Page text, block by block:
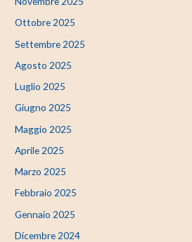
Ottobre 2025
Settembre 2025
Agosto 2025
Luglio 2025
Giugno 2025
Maggio 2025
Aprile 2025
Marzo 2025
Febbraio 2025
Gennaio 2025
Dicembre 2024